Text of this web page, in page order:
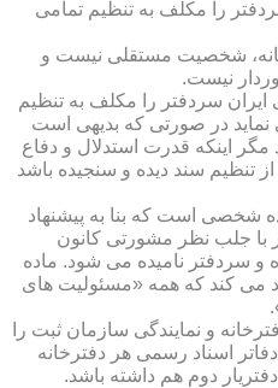
را مکلف به تنظیم تمامی
شخصیت مستقلی نیست و
نیست.
ایران سردفتر را مکلف به تنظیم
نماید در صورتی که بدیهی است
مگر اینکه قدرت استدلال و دفاع
تنظیم سند دیده و سنجیده باشد
شخصی است که بنا به پیشنهاد
با جلب نظر مشورتی کانون
و سردفتر نامیده می شود. ماده
می کند که همه «مسئولیت های
و نمایندگی سازمان ثبت را
ماده ۳ قانون دفاتر اسناد رسمی هر دفترخانه
دوم هم داشته باشد.